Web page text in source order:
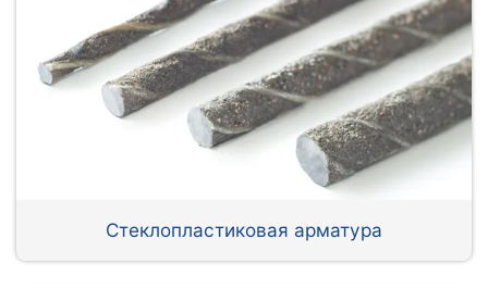
Стеклопластиковая арматура